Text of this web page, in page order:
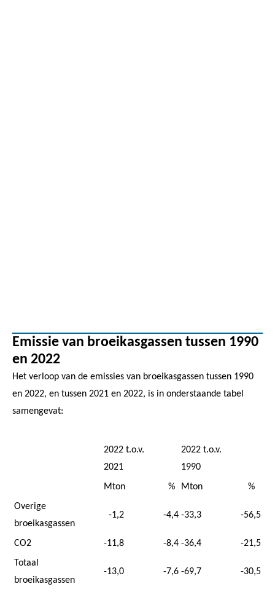
Emissie van broeikasgassen tussen 1990
en 2022
Het verloop van de emissies van broeikasgassen tussen 1990
en 2022, en tussen 2021 en 2022, is in onderstaande tabel
samengevat:
2022 t.o.v.
2021
2022 t.o.v.
1990
Mton
% Mton
%
Overige
broeikasgassen
-1,2 -4,4 -33,3 -56,5
CO2 -11,8 -8,4 -36,4
-21,5
Totaal
broeikasgassen
-13,0 -7,6 -69,7 -30,5